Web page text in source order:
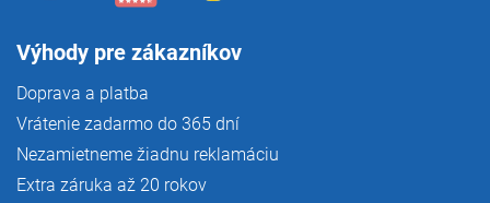
Výhody pre zákazníkov
Doprava a platba
Vrátenie zadarmo do 365 dní
Nezamietneme žiadnu reklamáciu
Extra záruka až 20 rokov